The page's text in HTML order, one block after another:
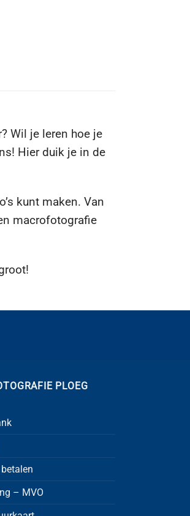
Wil je leren hoe je
Hier duik je in de
kunt maken. Van
macrofotografie
PLOEG
– MVO